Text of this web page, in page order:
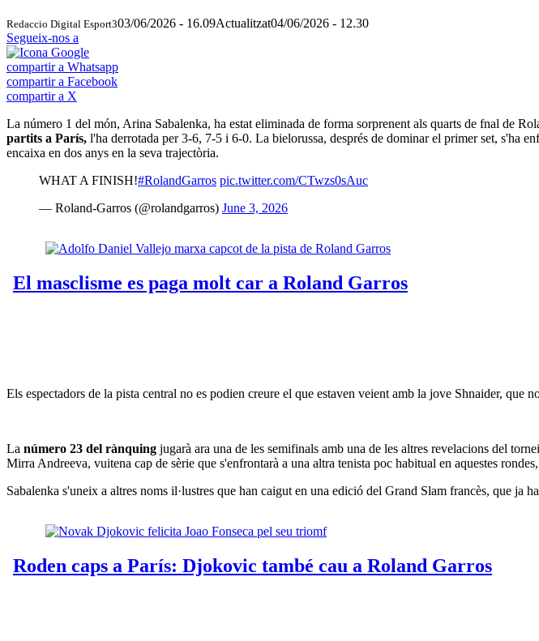
Redaccio Digital Esport303/06/2026 - 16.09Actualitzat04/06/2026 - 12.30
Segueix-nos a
compartir a Whatsapp
compartir a Facebook
compartir a X
La número 1 del món, Arina Sabalenka, ha estat eliminada de forma sorprenent als quarts de fnal de
partits a París, l'ha derrotada per 3-6, 7-5 i 6-0. La bielorussa, després de dominar el primer set, s'ha
encaixa en dos anys en la seva trajectòria.
WHAT A FINISH!#RolandGarros pic.twitter.com/CTwzs0sAuc
— Roland-Garros (@rolandgarros) June 3, 2026
Els espectadors de la pista central no es podien creure el que estaven veient amb la jove Shnaider,
La número 23 del rànquing jugarà ara una de les semifinals amb una de les altres revelacions del
Mirra Andreeva, vuitena cap de sèrie que s'enfrontarà a una altra tenista poc habitual en aquestes
Sabalenka s'uneix a altres noms il·lustres que han caigut en una edició del Grand Slam francès, que ja